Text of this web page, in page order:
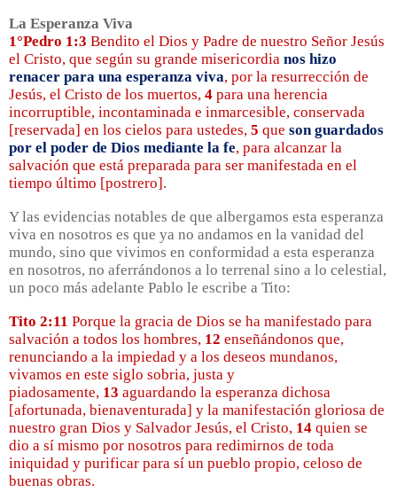
La Esperanza Viva
1°Pedro 1:3 Bendito el Dios y Padre de nuestro Señor Jesús
el Cristo, que según su grande misericordia nos hizo
renacer para una esperanza viva, por la resurrección de
Jesús, el Cristo de los muertos, 4 para una herencia
incorruptible, incontaminada e inmarcesible, conservada
[reservada] en los cielos para ustedes, 5 que son guardados
por el poder de Dios mediante la fe, para alcanzar la
salvación que está preparada para ser manifestada en el
tiempo último [postrero].
Y las evidencias notables de que albergamos esta esperanza
viva en nosotros es que ya no andamos en la vanidad del
mundo, sino que vivimos en conformidad a esta esperanza
en nosotros, no aferrándonos a lo terrenal sino a lo celestial,
un poco más adelante Pablo le escribe a Tito:
Tito 2:11 Porque la gracia de Dios se ha manifestado para
salvación a todos los hombres, 12 enseñándonos que,
renunciando a la impiedad y a los deseos mundanos,
vivamos en este siglo sobria, justa y
piadosamente, 13 aguardando la esperanza dichosa
[afortunada, bienaventurada] y la manifestación gloriosa de
nuestro gran Dios y Salvador Jesús, el Cristo, 14 quien se
dio a sí mismo por nosotros para redimirnos de toda
iniquidad y purificar para sí un pueblo propio, celoso de
buenas obras.